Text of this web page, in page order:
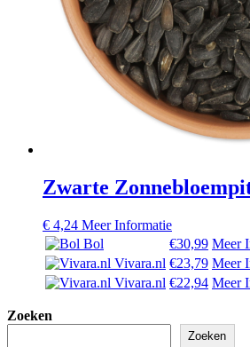
Zwarte
€ 4,24 Meer Informatie
Bol
€30,99 Meer
Vivara.nl €23,79 Meer
Vivara.nl €22,94 Meer
Zoeken
Zoeken